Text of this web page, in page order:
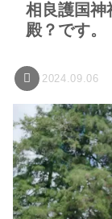
相良護国神
殿？です。
2024.09.06